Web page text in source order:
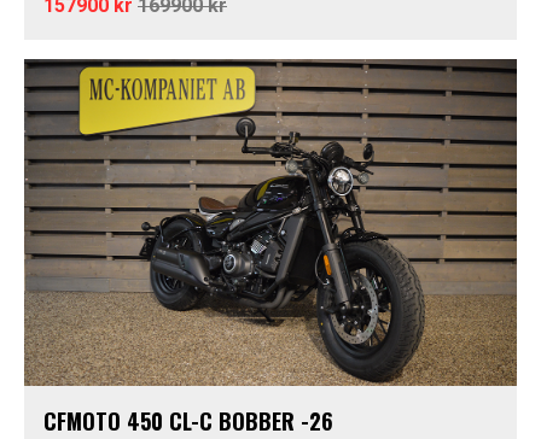
157900 kr 169900 kr
CFMOTO 450 CL-C BOBBER -26